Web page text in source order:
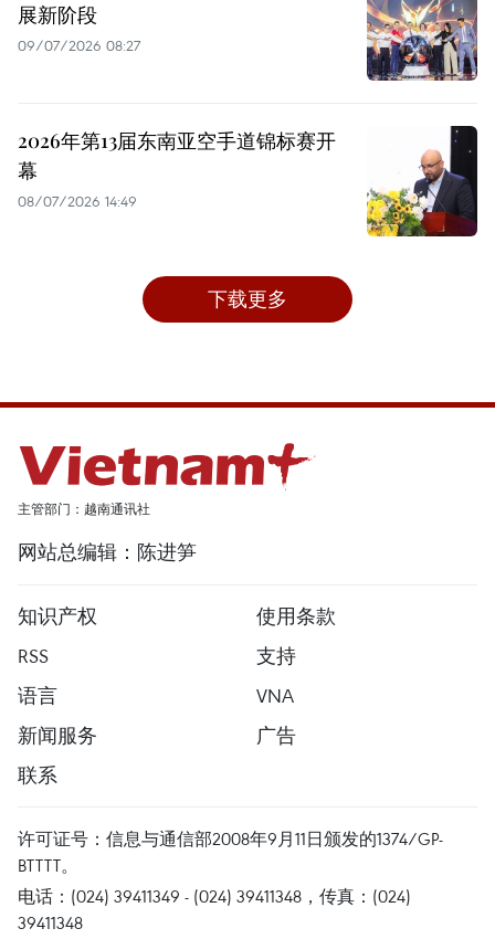
展新阶段
09/07/2026 08:27
2026年第13届东南亚空手道锦标赛开
幕
08/07/2026 14:49
下载更多
主管部门：越南通讯社
网站总编辑：陈进笋
知识产权
使用条款
RSS
支持
语言
VNA
新闻服务
广告
联系
许可证号：信息与通信部2008年9月11日颁发的1374/GP-
BTTTT。
电话：(024) 39411349 - (024) 39411348，传真：(024)
39411348